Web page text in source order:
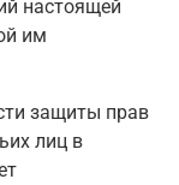
настоящей
им
защиты прав
лиц в